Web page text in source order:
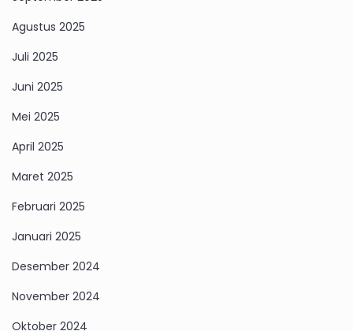
Agustus 2025
Juli 2025
Juni 2025
Mei 2025
April 2025
Maret 2025
Februari 2025
Januari 2025
Desember 2024
November 2024
Oktober 2024